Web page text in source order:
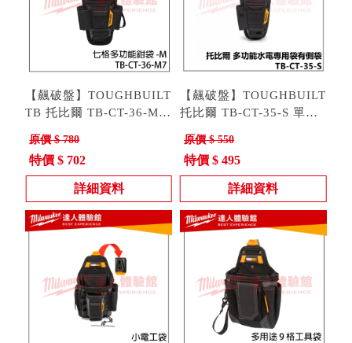
【飆破盤】TOUGHBUILT
TB 托比爾 TB-CT-36-M7
鉗袋 工具袋 腰包 電工
原價 $ 780
特價 $ 702
詳細資料
【飆破盤】TOUGHBUILT
托比爾 TB-CT-35-S 單層
收納 手工具 工程 水電
原價 $ 550
特價 $ 495
詳細資料